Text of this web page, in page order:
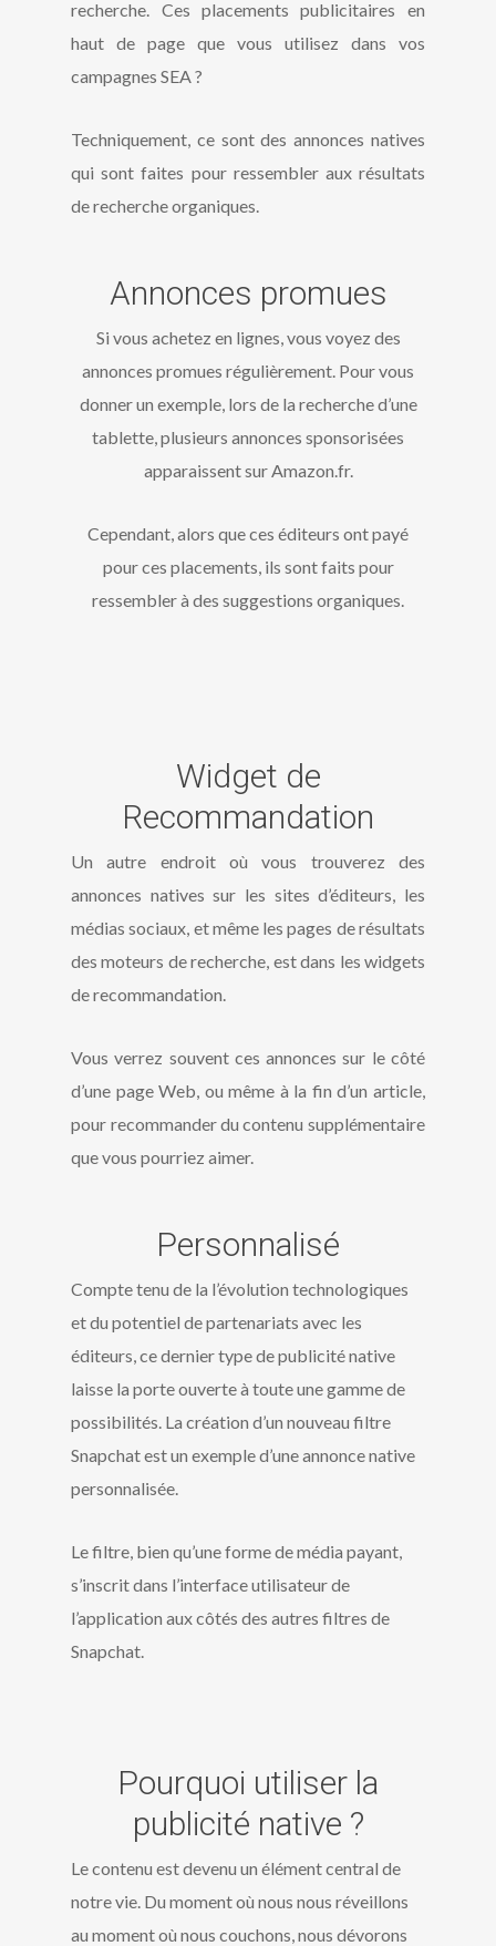
recherche. Ces placements publicitaires en
haut de page que vous utilisez dans vos
campagnes SEA ?
Techniquement, ce sont des annonces natives
qui sont faites pour ressembler aux résultats
de recherche organiques.
Annonces promues
Si vous achetez en lignes, vous voyez des
annonces promues régulièrement. Pour vous
donner un exemple, lors de la recherche d’une
tablette, plusieurs annonces sponsorisées
apparaissent sur Amazon.fr.
Cependant, alors que ces éditeurs ont payé
pour ces placements, ils sont faits pour
ressembler à des suggestions organiques.
Widget de
Recommandation
Un autre endroit où vous trouverez des
annonces natives sur les sites d’éditeurs, les
médias sociaux, et même les pages de résultats
des moteurs de recherche, est dans les widgets
de recommandation.
Vous verrez souvent ces annonces sur le côté
d’une page Web, ou même à la fin d’un article,
pour recommander du contenu supplémentaire
que vous pourriez aimer.
Personnalisé
Compte tenu de la l’évolution technologiques
et du potentiel de partenariats avec les
éditeurs, ce dernier type de publicité native
laisse la porte ouverte à toute une gamme de
possibilités. La création d’un nouveau filtre
Snapchat est un exemple d’une annonce native
personnalisée.
Le filtre, bien qu’une forme de média payant,
s’inscrit dans l’interface utilisateur de
l’application aux côtés des autres filtres de
Snapchat.
Pourquoi utiliser la
publicité native ?
Le contenu est devenu un élément central de
notre vie. Du moment où nous nous réveillons
au moment où nous couchons, nous dévorons